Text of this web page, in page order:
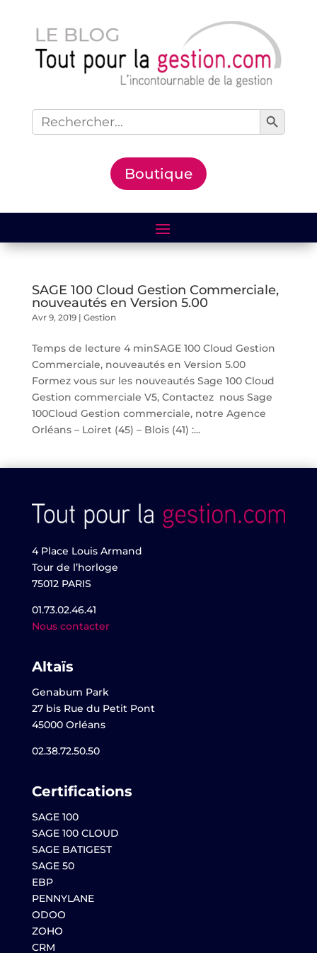
Search
for:
Search Button
Boutique
SAGE 100 Cloud Gestion Commerciale,
nouveautés en Version 5.00
Avr 9, 2019| Gestion
Temps de lecture 4 minSAGE 100 Cloud Gestion
Commerciale, nouveautés en Version 5.00
Formez vous sur les nouveautés Sage 100 Cloud
Gestion commerciale V5, Contactez nous Sage
100Cloud Gestion commerciale, notre Agence
Orléans – Loiret (45) – Blois (41) :...
4 Place Louis Armand
Tour de l’horloge
75012 PARIS
01.73.02.46.41
Nous contacter
Altaïs
Genabum Park
27 bis Rue du Petit Pont
45000 Orléans
02.38.72.50.50
Certifications
SAGE 100
SAGE 100 CLOUD
SAGE BATIGEST
SAGE 50
EBP
PENNYLANE
ODOO
ZOHO
CRM